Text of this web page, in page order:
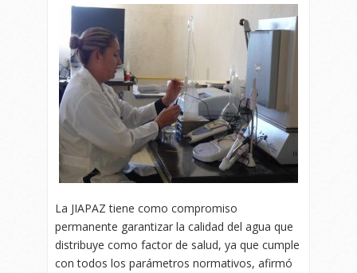
La JIAPAZ tiene como compromiso
permanente garantizar la calidad del agua que
distribuye como factor de salud, ya que cumple
con todos los parámetros normativos, afirmó